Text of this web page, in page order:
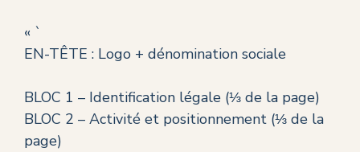
« `
EN-TÊTE : Logo + dénomination sociale
BLOC 1 – Identification légale (⅓ de la page)
BLOC 2 – Activité et positionnement (⅓ de la
page)